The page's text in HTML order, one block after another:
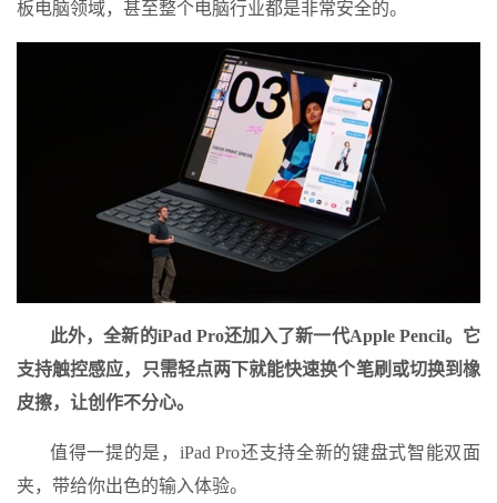
板电脑领域，甚至整个电脑行业都是非常安全的。
此外，全新的iPad Pro还加入了新一代Apple Pencil。它
支持触控感应，只需轻点两下就能快速换个笔刷或切换到橡
皮擦，让创作不分心。
值得一提的是，iPad Pro还支持全新的键盘式智能双面
夹，带给你出色的输入体验。